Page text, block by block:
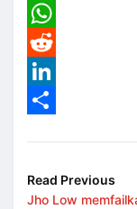
Email
WhatsApp
Reddit
LinkedIn
Read Previous
Jho Low